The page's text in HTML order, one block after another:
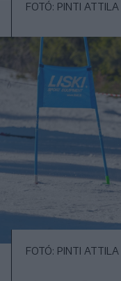
FOTÓ: PINTI ATTILA
FOTÓ: PINTI ATTILA